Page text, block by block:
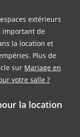
extérieurs
important de
la location et
Plus de
sur Mariage en
votre salle ?
la location